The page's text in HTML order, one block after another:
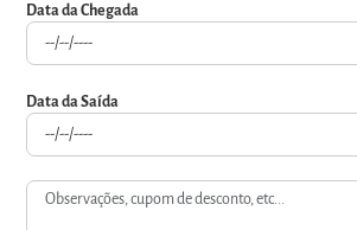
Data da Chegada
Data da Saída